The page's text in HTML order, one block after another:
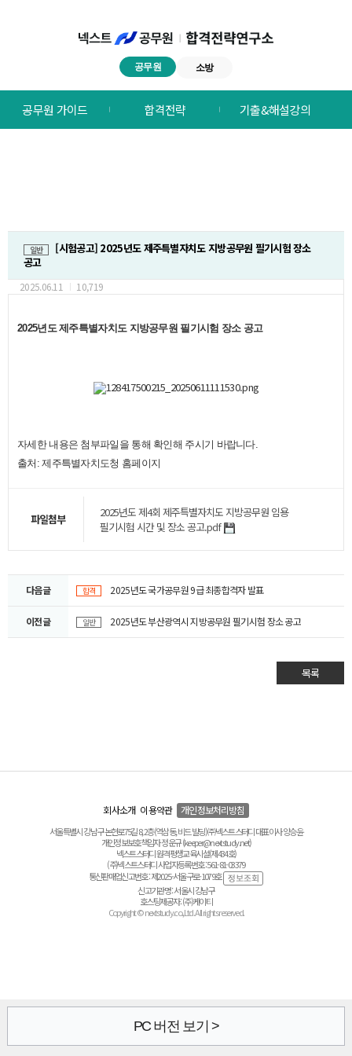
공무원 소방
합격전략연구소
메뉴
공무원 가이드 합격전략 기출&해설강의
일반
[시험공고] 2025년도 제주특별자치도 지방공무원 필기시험 장소
공고
2025.06.11 10,719
2025년도 제주특별자치도 지방공무원 필기시험 장소 공고
자세한 내용은 첨부파일을 통해 확인해 주시기 바랍니다.
출처: 제주특별자치도청 홈페이지
파일첨부
2025년도 제4회 제주특별자치도 지방공무원 임용
필기시험 시간 및 장소 공고.pdf
다음글 합격 2025년도 국가공무원 9급 최종합격자 발표
이전글 일반 2025년도 부산광역시 지방공무원 필기시험 장소 공고
목록
회사소개 이용약관 개인정보처리방침
서울특별시 강남구 논현로75길 8, 2층(역삼동, 비드 빌딩) ㈜넥스트스터디 대표이사 양승윤
개인정보보호책임자 정운규 (keeper@nextstudy.net)
넥스트스터디 원격평생교육시설(제434호)
(주)넥스트스터디 사업자등록번호 : 561-81-03379
통신판매업신고번호 : 제2025-서울구로-1079호
신고기관명 : 서울시 강남구
호스팅제공자 : (주)케이티
Copyright © nextstudy.co.,Ltd. All rights reserved.
PC 버전 보기 >